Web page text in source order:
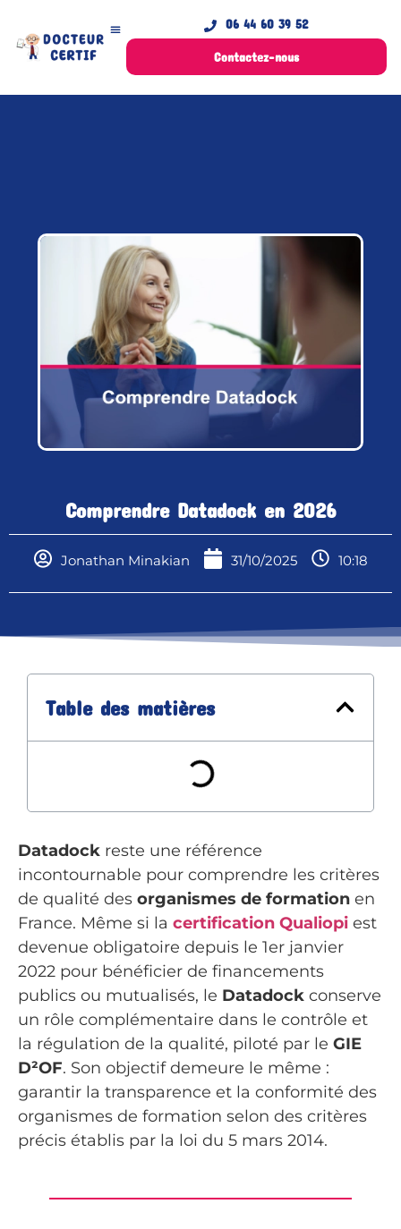
06 44 60 39 52
Contactez-nous
Comprendre Datadock en 2026
Jonathan Minakian 31/10/2025 10:18
Table des matières
Datadock reste une référence
incontournable pour comprendre les critères
de qualité des organismes de formation en
France. Même si la certification Qualiopi est
devenue obligatoire depuis le 1er janvier
2022 pour bénéficier de financements
publics ou mutualisés, le Datadock conserve
un rôle complémentaire dans le contrôle et
la régulation de la qualité, piloté par le GIE
D²OF. Son objectif demeure le même :
garantir la transparence et la conformité des
organismes de formation selon des critères
précis établis par la loi du 5 mars 2014.